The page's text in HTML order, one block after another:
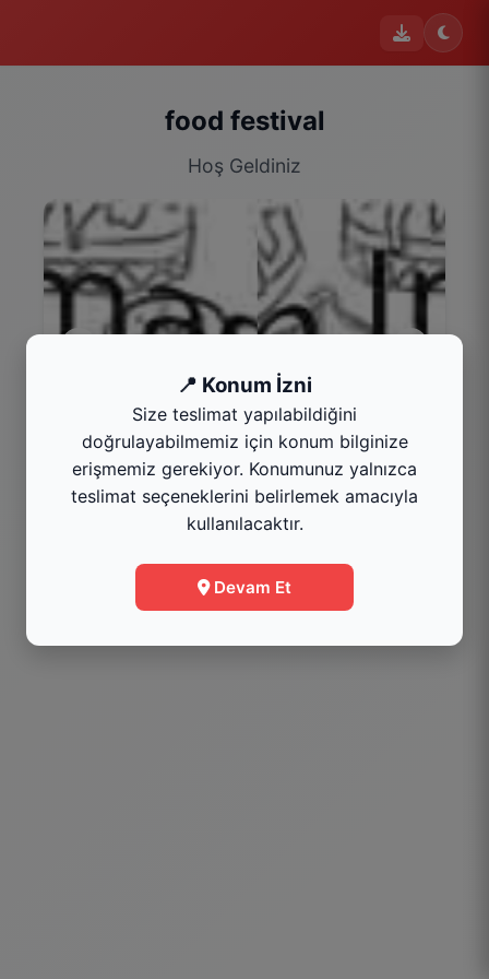
food festival
Hoş Geldiniz
KÖFTE
Kategoriyi Gör
Menüye Git
Bilgi
📍 Konum İzni
Size teslimat yapılabildiğini
doğrulayabilmemiz için konum bilginize
erişmemiz gerekiyor. Konumunuz yalnızca
teslimat seçeneklerini belirlemek amacıyla
kullanılacaktır.
Devam Et